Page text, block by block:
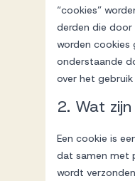
Vervulde vacatures
Over AV
Ons team
“cookies”
derden die door
worden cookies
onderstaande
over het
2. Wat
Een cookie is
dat samen met
wordt